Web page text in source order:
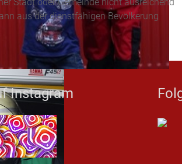
aus der dienstfähigen Bevölkerung
Instagram